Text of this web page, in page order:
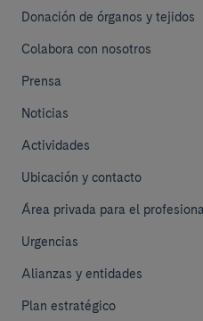
Donación de órganos y tejidos
Colabora con nosotros
Prensa
Noticias
Actividades
Ubicación y contacto
Área privada para el
Urgencias
Alianzas y entidades
Plan estratégico